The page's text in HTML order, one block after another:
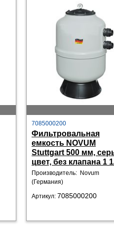
7085000200
Фильтровальная
емкость NOVUM
Stuttgart 500 мм,
цвет, без клапана 1
Производитель: Novum
(Германия)
Артикул: 7085000200